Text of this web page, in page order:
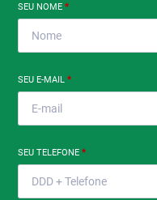
SEU NOME*
SEU E-MAIL*
SEU TELEFONE*